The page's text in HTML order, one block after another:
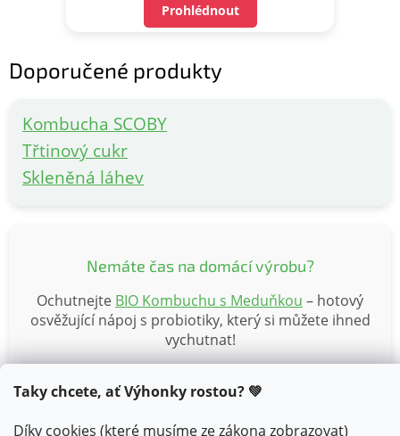
Taky chcete, ať Výhonky rostou? 💚
Díky cookies (které musíme ze zákona zobrazovat)
Prohlédnout
Doporučené produkty
Kombucha SCOBY
Třtinový cukr
Skleněná láhev
Nemáte čas na domácí výrobu?
Ochutnejte BIO Kombuchu s Meduňkou – hotový
osvěžující nápoj s probiotiky, který si můžete ihned
vychutnat!
Další zajímavé články